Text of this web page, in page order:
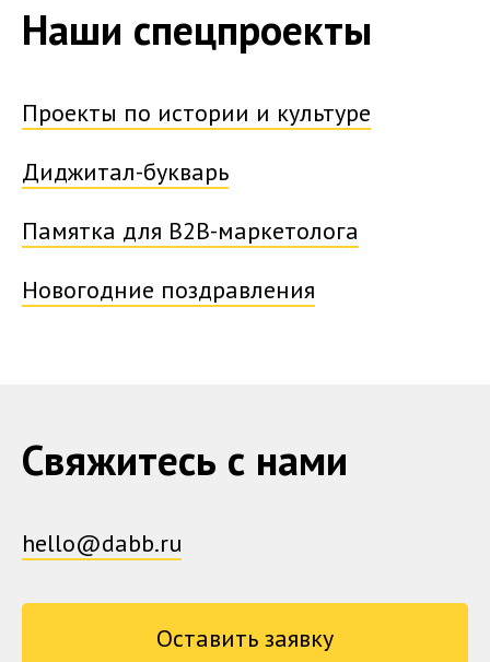
Наши спецпроекты
Проекты по истории и культуре
Диджитал-букварь
Памятка для B2B-маркетолога
Новогодние поздравления
Свяжитесь с нами
hello@dabb.ru
Оставить заявку